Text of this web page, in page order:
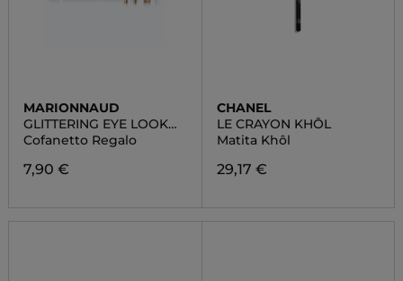
MARIONNAUD
GLITTERING EYE LOOK
CRACKER
Cofanetto Regalo
7,90 €
CHANEL
LE CRAYON KHÔL
Matita Khôl
29,17 €